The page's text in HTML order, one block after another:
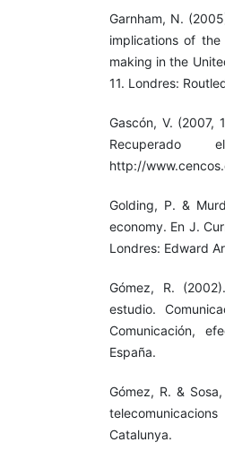
Garnham, N.
implications of
making in the
11. Londres:
Gascón, V. (2007,
http://
Golding, P. &
economy. En J.
Londres: Edward
Gómez, R.
estudio.
Comunicación,
España.
Gómez, R. &
Catalunya.